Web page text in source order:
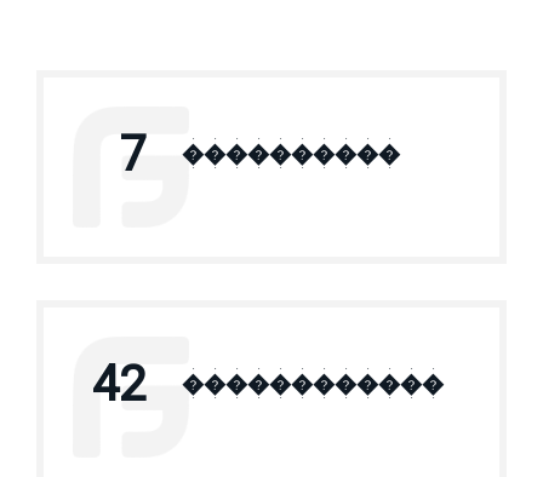
7 ����������
42 ������������